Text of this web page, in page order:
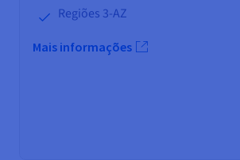
Regiões 3-AZ
Mais informações